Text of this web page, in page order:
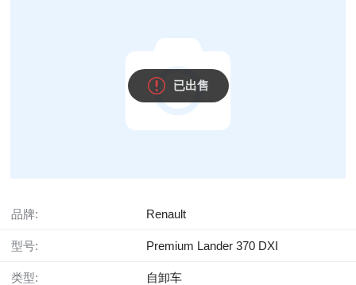
已出售
品牌: Renault
型号: Premium Lander 370 DXI
类型: 自卸车